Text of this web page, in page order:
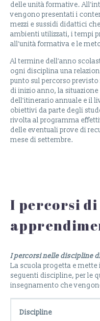
delle unità formative.
vengono presentati i
mezzi e sussidi didattici
ambienti utilizzati, i tempi
all’unità formativa e le
Al termine dell’anno
ogni disciplina una
punto sul percorso
di inizio anno, la
dell’itinerario annuale e il
obiettivi da parte degli
rivolta al programma
delle eventuali prove di
mese di settembre.
I percorsi di
I percorsi nelle discipline
La scuola progetta e
seguenti discipline, per le
insegnamento che
Discipline